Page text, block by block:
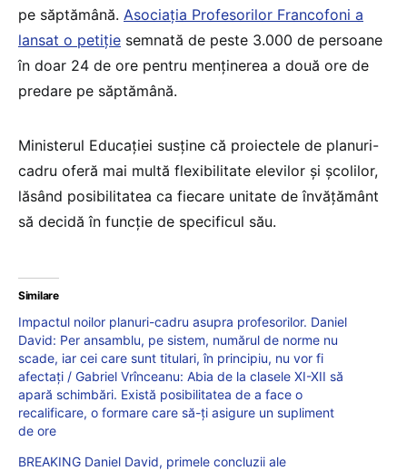
pe săptămână. Asociația Profesorilor Francofoni a
lansat o petiție semnată de peste 3.000 de persoane
în doar 24 de ore pentru menținerea a două ore de
predare pe săptămână​.
Ministerul Educației susține că proiectele de planuri-
cadru oferă mai multă flexibilitate elevilor și școlilor,
lăsând posibilitatea ca fiecare unitate de învățământ
să decidă în funcție de specificul său​.
Similare
Impactul noilor planuri-cadru asupra profesorilor. Daniel
David: Per ansamblu, pe sistem, numărul de norme nu
scade, iar cei care sunt titulari, în principiu, nu vor fi
afectați / Gabriel Vrînceanu: Abia de la clasele XI-XII să
apară schimbări. Există posibilitatea de a face o
recalificare, o formare care să-ți asigure un supliment
de ore
BREAKING Daniel David, primele concluzii ale